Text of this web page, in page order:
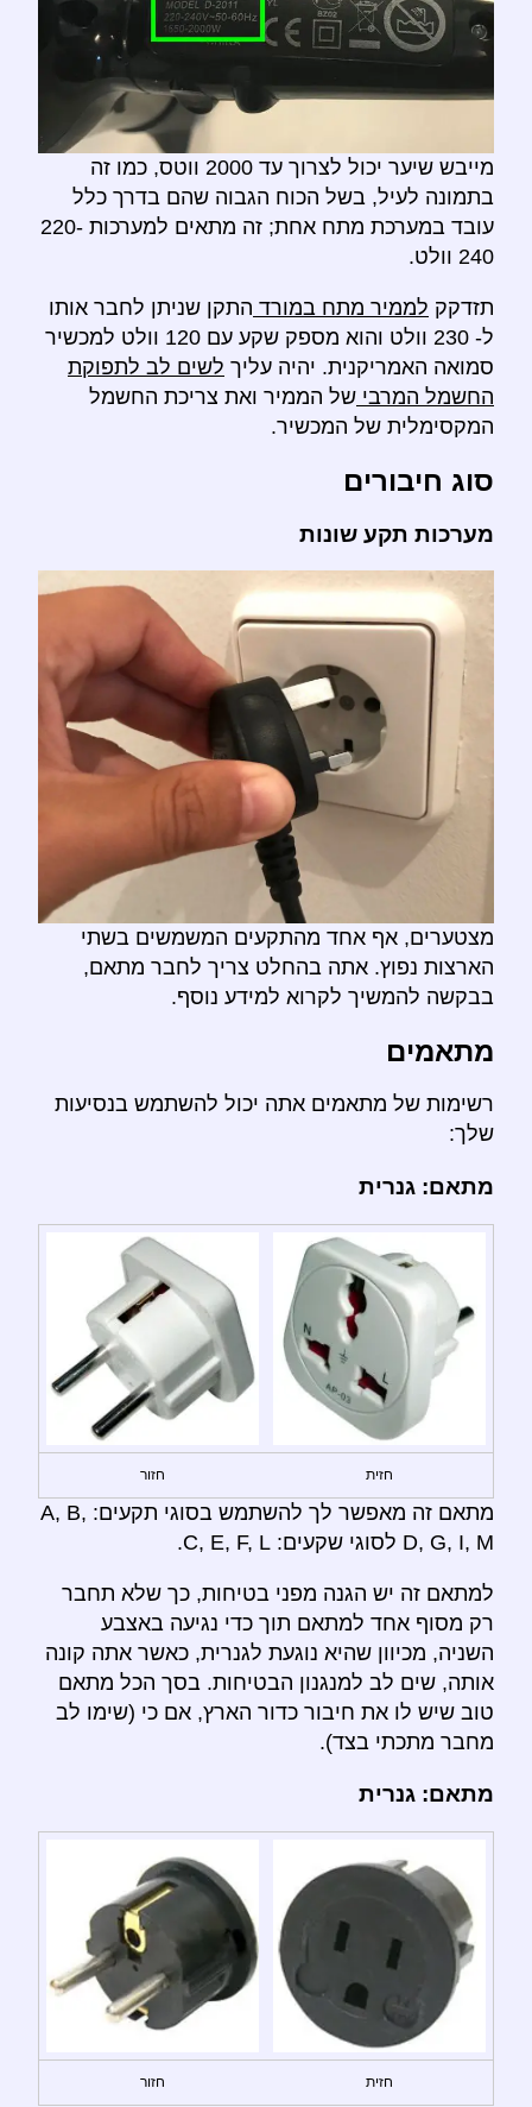
מייבש שיער יכול לצרוך עד 2000 ווטס, כמו זה
בתמונה לעיל, בשל הכוח הגבוה שהם בדרך כלל
עובד במערכת מתח אחת; זה מתאים למערכות 220-
240 וולט.
תזדקק לממיר מתח במורד התקן שניתן לחבר אותו
ל- 230 וולט והוא מספק שקע עם 120 וולט למכשיר
סמואה האמריקנית. יהיה עליך לשים לב לתפוקת
החשמל המרבי של הממיר ואת צריכת החשמל
המקסימלית של המכשיר.
סוג חיבורים
מערכות תקע שונות
מצטערים, אף אחד מהתקעים המשמשים בשתי
הארצות נפוץ. אתה בהחלט צריך לחבר מתאם,
בבקשה להמשיך לקרוא למידע נוסף.
מתאמים
רשימות של מתאמים אתה יכול להשתמש בנסיעות
שלך:
מתאם: גנרית
חזית חזור
מתאם זה מאפשר לך להשתמש בסוגי תקעים: A, B,
D, G, I, M לסוגי שקעים: C, E, F, L.
למתאם זה יש הגנה מפני בטיחות, כך שלא תחבר
רק מסוף אחד למתאם תוך כדי נגיעה באצבע
השניה, מכיוון שהיא נוגעת לגנרית, כאשר אתה קונה
אותה, שים לב למנגנון הבטיחות. בסך הכל מתאם
טוב שיש לו את חיבור כדור הארץ, אם כי (שימו לב
מחבר מתכתי בצד).
מתאם: גנרית
חזית חזור